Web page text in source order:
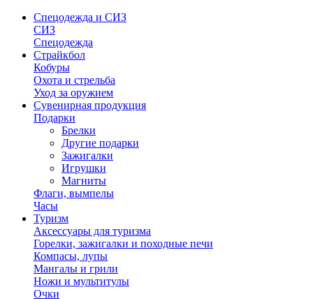
Спецодежда и СИЗ
СИЗ
Спецодежда
Страйкбол
Кобуры
Охота и стрельба
Уход за оружием
Сувенирная продукция
Подарки
Брелки
Другие подарки
Зажигалки
Игрушки
Магниты
Флаги, вымпелы
Часы
Туризм
Аксессуары для туризма
Горелки, зажигалки и походные печи
Компасы, лупы
Мангалы и грили
Ножи и мультитулы
Очки